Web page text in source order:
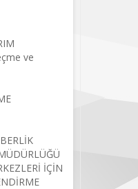
ve
İÇİN